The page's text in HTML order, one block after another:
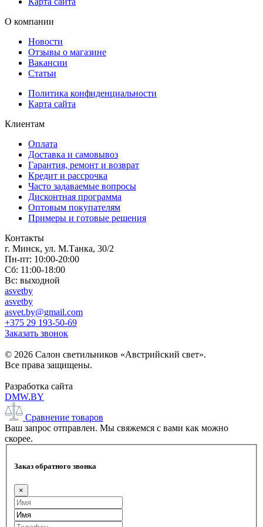
О компании
Новости
Отзывы о магазине
Вакансии
Статьи
Политика конфиденциальности
Карта сайта
Клиентам
Оплата
Доставка и самовывоз
Гарантия, ремонт и возврат
Кредит и рассрочка
Часто задаваемые вопросы
Дисконтная программа
Оптовым покупателям
Примеры и готовые решения
Контакты
г. Минск, ул. М.Танка, 30/2
Пн-пт: 10:00-20:00
Сб: 11:00-18:00
Вс: выходной
asvetby
asvetby
asvet.by@gmail.com
+375 29 193-50-69
Заказать звонок
© 2026 Салон светильников «Австрийский свет».
Все права защищены.
Разработка сайта
DMW.BY
Сравнение товаров
Ваш запрос отправлен. Мы свяжемся с вами как можно
скорее.
Заказ обратного звонка
×